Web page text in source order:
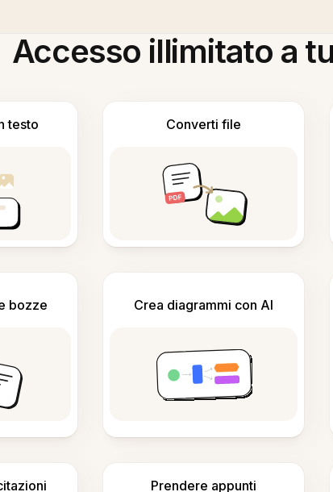
Accesso illimitato a
testo Converti file
bozze Crea diagrammi con AI
Prendere appunti